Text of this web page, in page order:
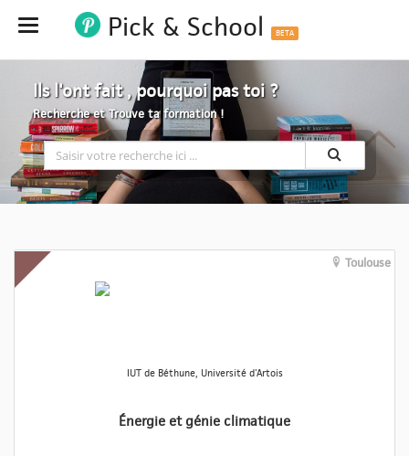
Hide Pick & School BETA
Ils l'ont fait , pourquoi pas toi ?
Recherche et Trouve ta formation !
Toulouse
IUT de Béthune, Université d'Artois
Énergie et génie climatique